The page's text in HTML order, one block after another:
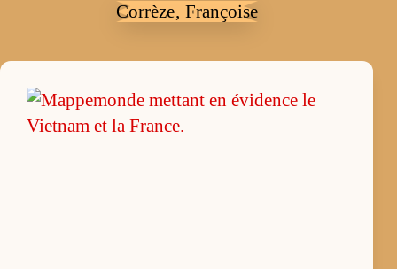
Corrèze‚ Françoise